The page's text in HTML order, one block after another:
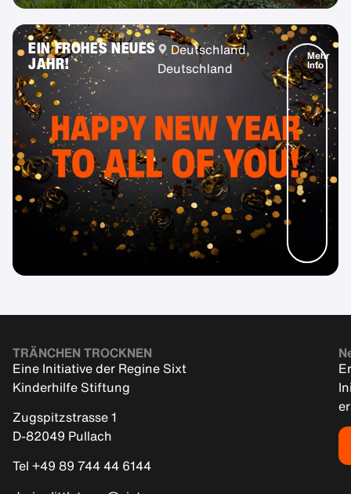
EIN FROHES NEUES
JAHR!
Deutschland,
Deutschland
Mehr
Info
TRÄNCHEN TROCKNEN
Eine Initiative der Regine Sixt
Kinderhilfe Stiftung
Zugspitzstrasse 1
D-82049 Pullach
Tel +49 89 744 44 6144